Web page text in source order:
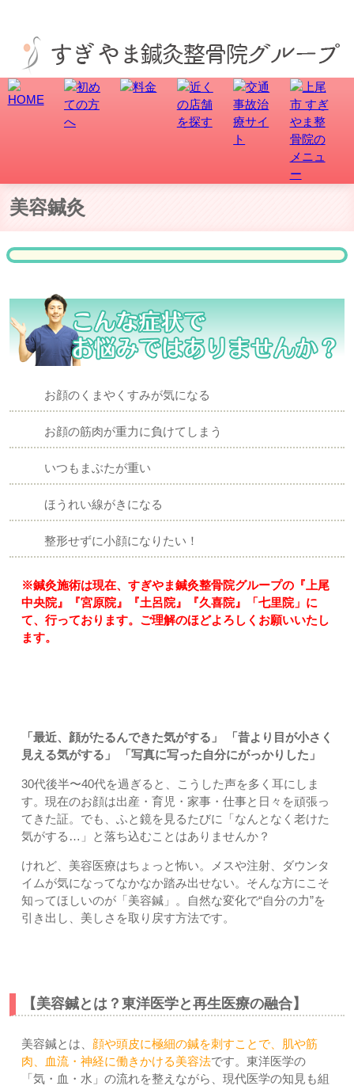
美容鍼灸
お顔のくまやくすみが気になる
お顔の筋肉が重力に負けてしまう
いつもまぶたが重い
ほうれい線がきになる
整形せずに小顔になりたい！
※鍼灸施術は現在、すぎやま鍼灸整骨院グループの『上尾
中央院』『宮原院』『土呂院』『久喜院』「七里院」に
て、行っております。 ご理解のほどよろしくお願いいたし
ます。
「最近、顔がたるんできた気がする」 「昔より目が小さく
見える気がする」 「写真に写った自分にがっかりした」
30代後半〜40代を過ぎると、こうした声を多く耳にしま
す。現在のお顔は出産・育児・家事・仕事と日々を頑張っ
てきた証。でも、ふと鏡を見るたびに「なんとなく老けた
気がする…」と落ち込むことはありませんか？
けれど、美容医療はちょっと怖い。メスや注射、ダウンタ
イムが気になってなかなか踏み出せない。そんな方にこそ
知ってほしいのが「美容鍼」。自然な変化で“自分の力”を
引き出し、美しさを取り戻す方法です。
【美容鍼とは？東洋医学と再生医療の融合】
美容鍼とは、 顔や頭皮に極細の鍼を刺すことで、肌や筋
肉、血流・神経に働きかける美容法です。東洋医学の
「気・血・水」の流れを整えながら、現代医学の知見も組